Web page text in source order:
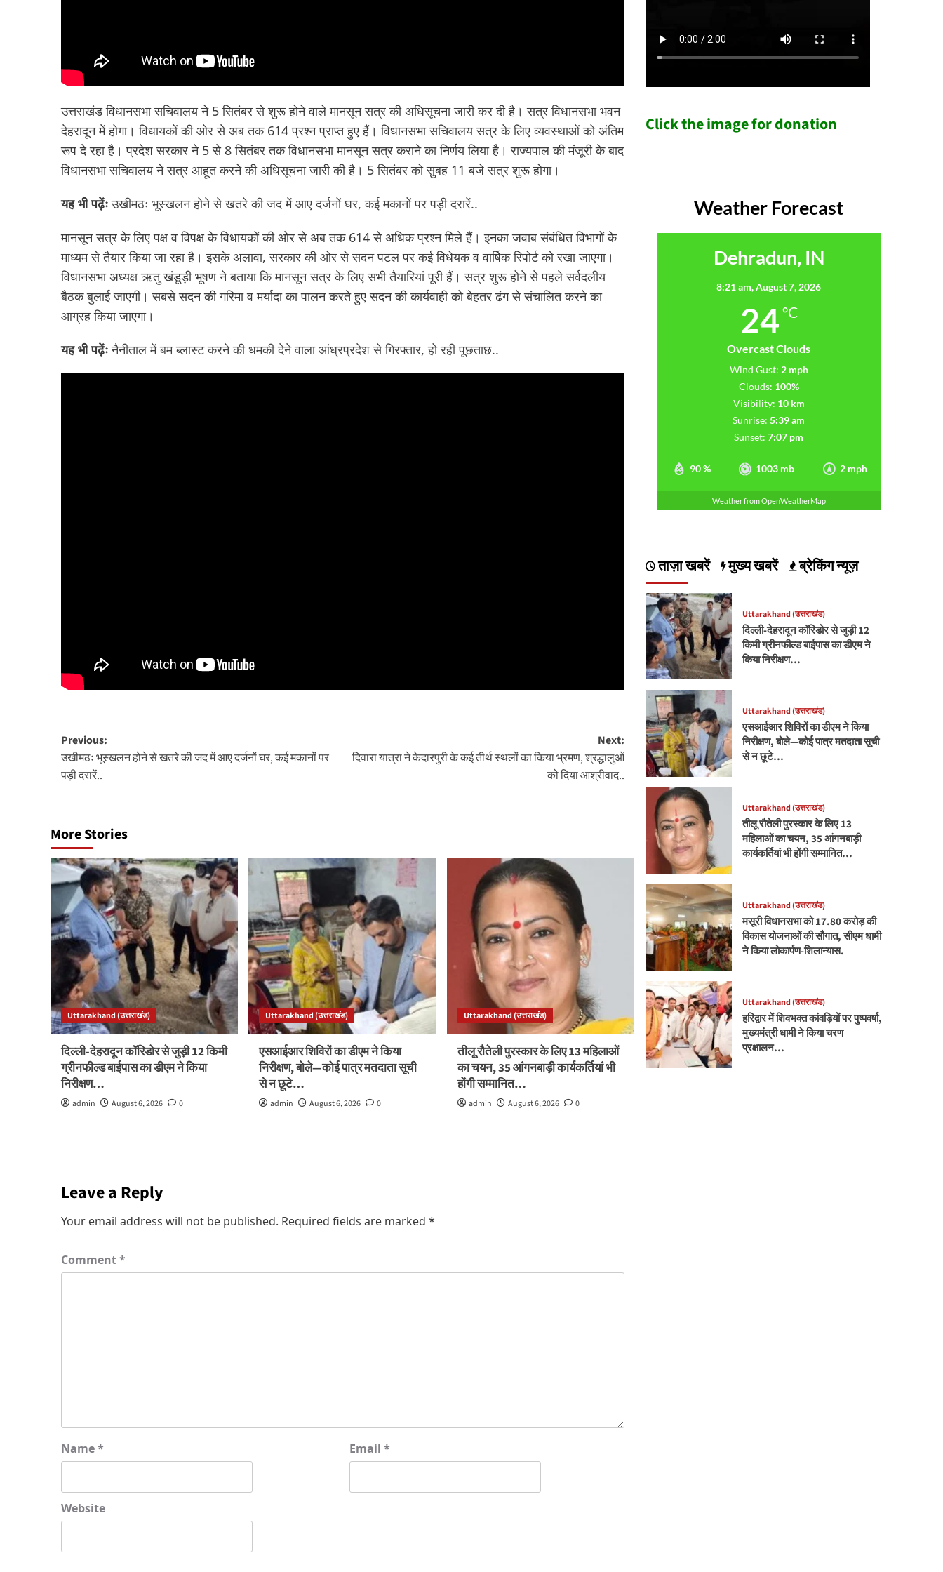
उत्तराखंड विधानसभा सचिवालय ने 5 सितंबर से शुरू होने वाले मानसून सत्र की अधिसूचना जारी कर दी है। सत्र विधानसभा भवन
देहरादून में होगा। विधायकों की ओर से अब तक 614 प्रश्न प्राप्त हुए हैं। विधानसभा सचिवालय सत्र के लिए व्यवस्थाओं को अंतिम
रूप दे रहा है। प्रदेश सरकार ने 5 से 8 सितंबर तक विधानसभा मानसून सत्र कराने का निर्णय लिया है। राज्यपाल की मंजूरी के बाद
विधानसभा सचिवालय ने सत्र आहूत करने की अधिसूचना जारी की है। 5 सितंबर को सुबह 11 बजे सत्र शुरू होगा।
यह भी पढ़ेंः उखीमठः भूस्खलन होने से खतरे की जद में आए दर्जनों घर, कई मकानों पर पड़ी दरारें..
मानसून सत्र के लिए पक्ष व विपक्ष के विधायकों की ओर से अब तक 614 से अधिक प्रश्न मिले हैं। इनका जवाब संबंधित विभागों के
माध्यम से तैयार किया जा रहा है। इसके अलावा, सरकार की ओर से सदन पटल पर कई विधेयक व वार्षिक रिपोर्ट को रखा जाएगा।
विधानसभा अध्यक्ष ऋतु खंडूड़ी भूषण ने बताया कि मानसून सत्र के लिए सभी तैयारियां पूरी हैं। सत्र शुरू होने से पहले सर्वदलीय
बैठक बुलाई जाएगी। सबसे सदन की गरिमा व मर्यादा का पालन करते हुए सदन की कार्यवाही को बेहतर ढंग से संचालित करने का
आग्रह किया जाएगा।
यह भी पढ़ेंः नैनीताल में बम ब्लास्ट करने की धमकी देने वाला आंध्रप्रदेश से गिरफ्तार, हो रही पूछताछ..
Post
navigation
Previous:
उखीमठः भूस्खलन होने से खतरे की जद में आए दर्जनों घर, कई मकानों पर
पड़ी दरारें..
Next:
दिवारा यात्रा ने केदारपुरी के कई तीर्थ स्थलों का किया भ्रमण, श्रद्धालुओं
को दिया आश्रीवाद..
More Stories
Uttarakhand (उत्तराखंड)
दिल्ली-देहरादून कॉरिडोर से जुड़ी 12 किमी
ग्रीनफील्ड बाईपास का डीएम ने किया
निरीक्षण…
admin August 6, 2026 0
Uttarakhand (उत्तराखंड)
एसआईआर शिविरों का डीएम ने किया
निरीक्षण, बोले—कोई पात्र मतदाता सूची
से न छूटे…
admin August 6, 2026 0
Uttarakhand (उत्तराखंड)
तीलू रौतेली पुरस्कार के लिए 13 महिलाओं
का चयन, 35 आंगनबाड़ी कार्यकर्तियां भी
होंगी सम्मानित…
admin August 6, 2026 0
Leave a Reply
Your email address will not be published. Required fields are marked *
Comment*
Name* Email*
Website
Click the image for donation
Weather Forecast
Dehradun, IN
8:21 am,August 7, 2026
24 °C
Overcast Clouds
90 % 1003 mb 2 mph
Wind Gust: 2 mph
Clouds: 100%
Visibility: 10 km
Sunrise: 5:39 am
Sunset: 7:07 pm
Weather from OpenWeatherMap
ताज़ा खबरें मुख्य खबरें ब्रेकिंग न्यूज़
Uttarakhand (उत्तराखंड)
दिल्ली-देहरादून कॉरिडोर से जुड़ी 12
किमी ग्रीनफील्ड बाईपास का डीएम ने
किया निरीक्षण…
Uttarakhand (उत्तराखंड)
एसआईआर शिविरों का डीएम ने किया
निरीक्षण, बोले—कोई पात्र मतदाता सूची
से न छूटे…
Uttarakhand (उत्तराखंड)
तीलू रौतेली पुरस्कार के लिए 13
महिलाओं का चयन, 35 आंगनबाड़ी
कार्यकर्तियां भी होंगी सम्मानित…
Uttarakhand (उत्तराखंड)
मसूरी विधानसभा को 17.80 करोड़ की
विकास योजनाओं की सौगात, सीएम धामी
ने किया लोकार्पण-शिलान्यास.
Uttarakhand (उत्तराखंड)
हरिद्वार में शिवभक्त कांवड़ियों पर पुष्पवर्षा,
मुख्यमंत्री धामी ने किया चरण
प्रक्षालन…